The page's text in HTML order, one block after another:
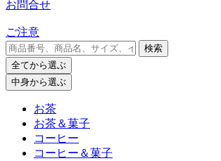
お問合せ
ご注意
検索
全てから選ぶ
中身から選ぶ
お茶
お茶＆菓子
コーヒー
コーヒー＆菓子